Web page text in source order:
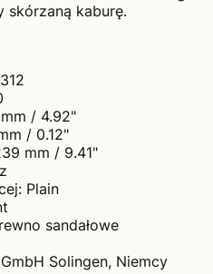
skórzaną kaburę.
mm / 4.92"
/ 0.12"
mm / 9.41"
Plain
sandałowe
Solingen, Niemcy